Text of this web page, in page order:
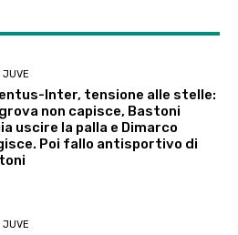
JUVE
Inter, tensione alle stelle:
non capisce, Bastoni
uscire la palla e Dimarco
Poi fallo antisportivo di
JUVE